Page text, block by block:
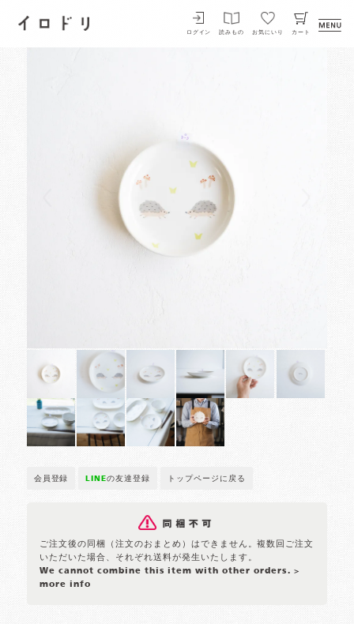
イロドリ
ログイン 読みもの お気にいり カート
会員登録 LINEの友達登録 トップページに戻る
ご注文後の同梱（注文のおまとめ）はできません。複数回ご注文
いただいた場合、それぞれ送料が発生いたします。
We cannot combine this item with other orders. >
more info